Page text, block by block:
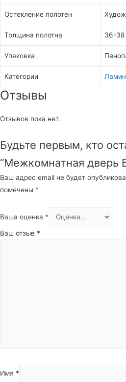
Остекление полотен
Толщина полотна 36-
Упаковка
Категории
Отзывы
Отзывов пока нет.
Будьте первым, кто
“Межкомнатная дверь
Ваш адрес email не будет
помечены *
Ваша оценка *
Ваш отзыв *
Имя *